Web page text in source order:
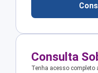
Consulta
Tenha acesso